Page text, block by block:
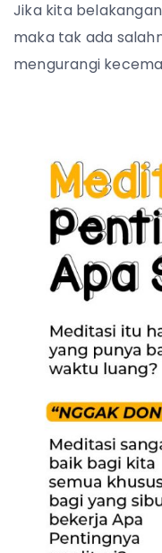
Jika kita
maka tak ada
mengurangi